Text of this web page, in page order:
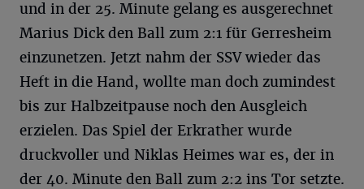
und in der 25. Minute gelang es ausgerechnet
Marius Dick den Ball zum 2:1 für Gerresheim
einzunetzen. Jetzt nahm der SSV wieder das
Heft in die Hand, wollte man doch zumindest
bis zur Halbzeitpause noch den Ausgleich
erzielen. Das Spiel der Erkrather wurde
druckvoller und Niklas Heimes war es, der in
der 40. Minute den Ball zum 2:2 ins Tor setzte.